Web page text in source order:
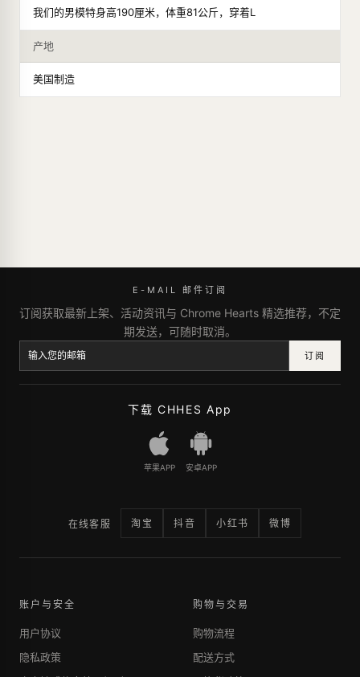
我们的男模特身高190厘米，体重81公斤，穿着L
产地
美国制造
E-MAIL 邮件订阅
订阅获取最新上架、活动资讯与 Chrome Hearts 精选推荐，不定
期发送，可随时取消。
订阅
下载 CHHES App
苹果APP 安卓APP
在线客服 淘宝 抖音 小红书 微博
账户与安全
用户协议
隐私政策
购物与交易
购物流程
配送方式